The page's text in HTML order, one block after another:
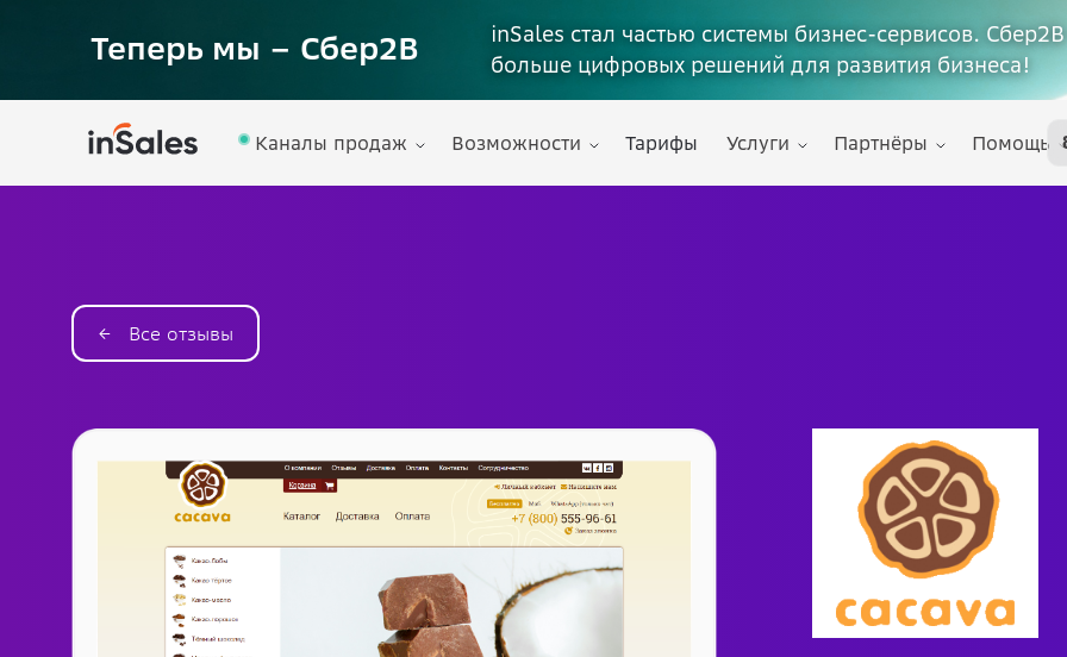
Теперь мы – Сбер2B
inSales стал частью системы бизнес-сервисов.
больше цифровых решений для развития бизнеса!
Каналы продаж Возможности Тарифы Услуги Партнёры Помощь
← Все отзывы